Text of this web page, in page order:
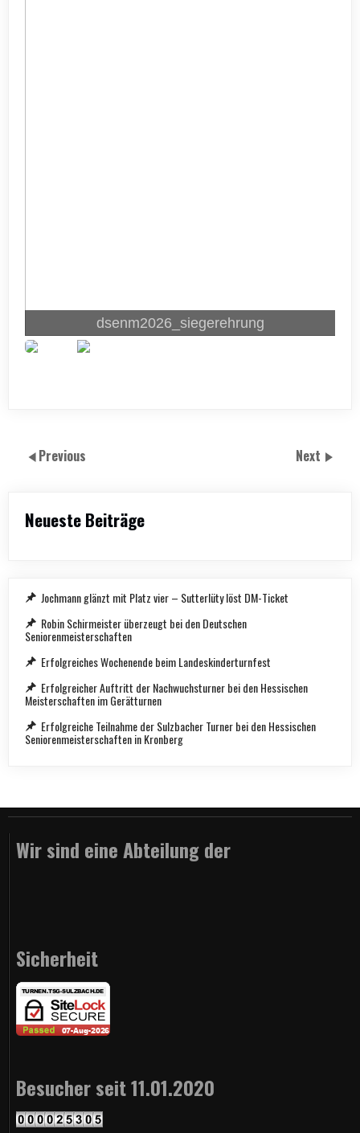
dsenm2026_siegerehrung
Previous Next
Neueste Beiträge
Jochmann glänzt mit Platz vier – Sutterlüty löst DM-Ticket
Robin Schirmeister überzeugt bei den Deutschen
Seniorenmeisterschaften
Erfolgreiches Wochenende beim Landeskinderturnfest
Erfolgreicher Auftritt der Nachwuchsturner bei den Hessischen
Meisterschaften im Gerätturnen
Erfolgreiche Teilnahme der Sulzbacher Turner bei den Hessischen
Seniorenmeisterschaften in Kronberg
Wir sind eine Abteilung der
Sicherheit
Besucher seit 11.01.2020